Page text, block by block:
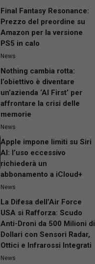
Final Fantasy Resonance:
Prezzo del preordine su
Amazon per la versione
PS5 in calo
News
Nothing cambia rotta:
l’obiettivo è diventare
un’azienda ‘AI First’ per
affrontare la crisi delle
memorie
News
Apple impone limiti su Siri
AI: l’uso eccessivo
richiederà un
abbonamento a iCloud+
News
La Difesa dell’Air Force
USA si Rafforza: Scudo
Anti-Droni da 500 Milioni di
Dollari con Sensori Radar,
Ottici e Infrarossi Integrati
News